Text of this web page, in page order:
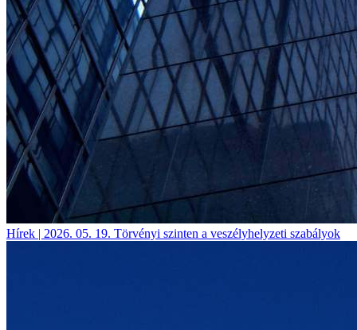
Hírek | 2026. 05. 19. Törvényi szinten a veszélyhelyzeti szabályok